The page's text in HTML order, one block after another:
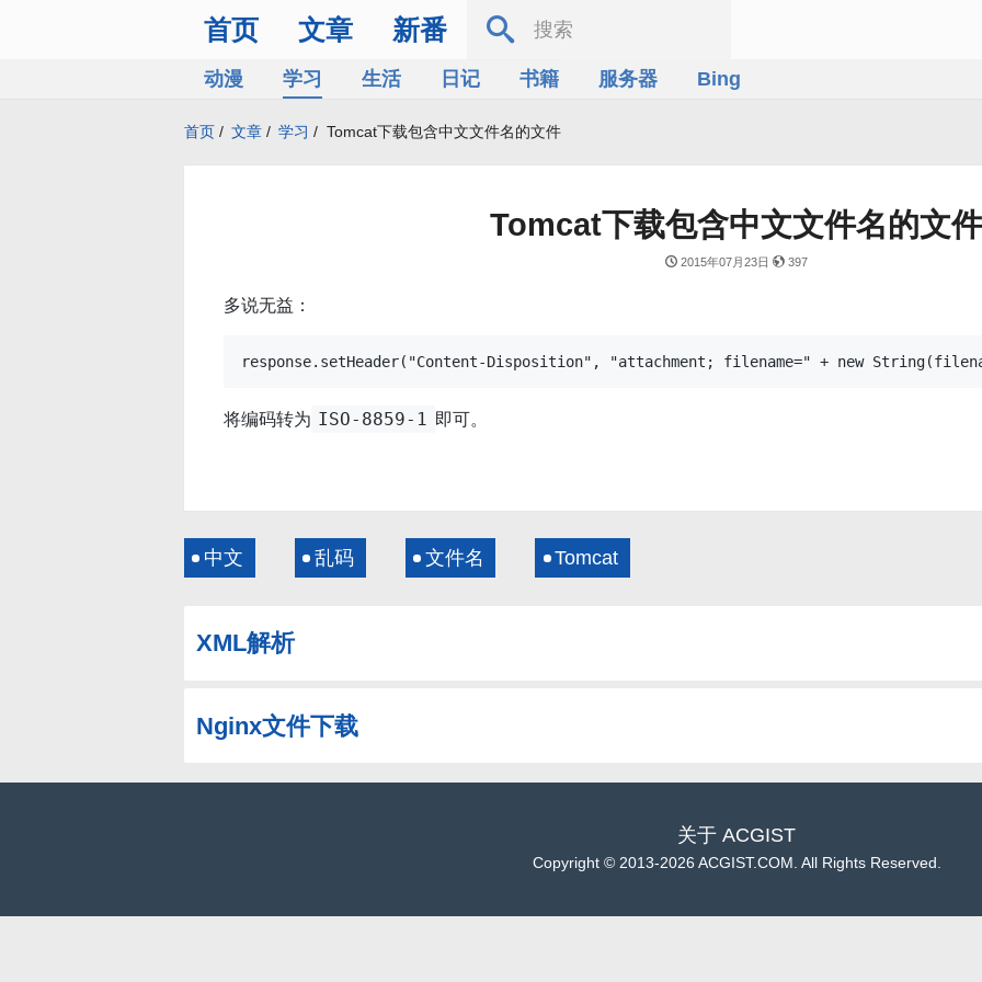
首页 文章 新番
动漫 学习 生活 日记 书籍 服务器 Bing
首页 / 文章 / 学习 / Tomcat下载包含中文文件名的文件
Tomcat下载包含中文文件名的文件
2015年07月23日 397
多说无益：
将编码转为 ISO-8859-1 即可。
中文 乱码 文件名 Tomcat
XML解析
Nginx文件下载
关于 ACGIST
Copyright ©2013-2026 ACGIST.COM. All Rights Reserved.